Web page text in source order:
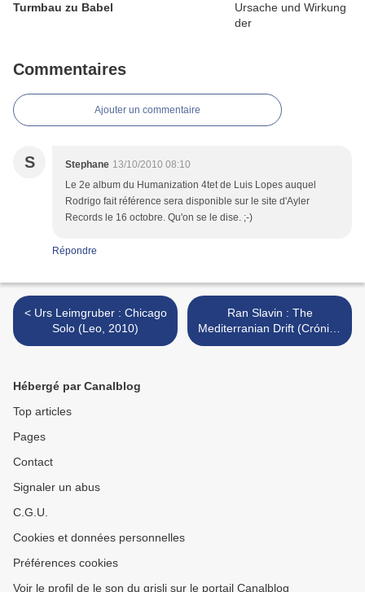
Turmbau zu Babel
Commentaires
Ajouter un commentaire
S Stephane 13/10/2010 08:10
Le 2e album du Humanization 4tet de Luis Lopes auquel
Rodrigo fait référence sera disponible sur le site d'Ayler
Records le 16 octobre. Qu'on se le dise. ;-)
Répondre
< Urs Leimgruber : Chicago
Solo (Leo, 2010)
Ran Slavin : The
Mediterranian Drift (Crónica
Electronica, 2010) >
Hébergé par Canalblog
Top articles
Pages
Contact
Signaler un abus
C.G.U.
Cookies et données personnelles
Préférences cookies
Voir le profil de le son du grisli sur le portail Canalblog